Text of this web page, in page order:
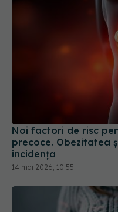
Noi factori de risc
precoce. Obezitatea
incidența
14 mai 2026, 10:55